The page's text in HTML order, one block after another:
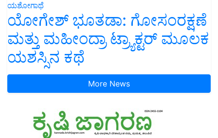
ಯಶೋಗಾಥೆ
ಯೋಗೇಶ್ ಭೂತಡಾ: ಗೋಸಂರಕ್ಷಣೆ
ಮತ್ತು ಮಹೀಂದ್ರಾ ಟ್ರ್ಯಾಕ್ಟರ್ ಮೂಲಕ
ಯಶಸ್ಸಿನ ಕಥೆ
More News